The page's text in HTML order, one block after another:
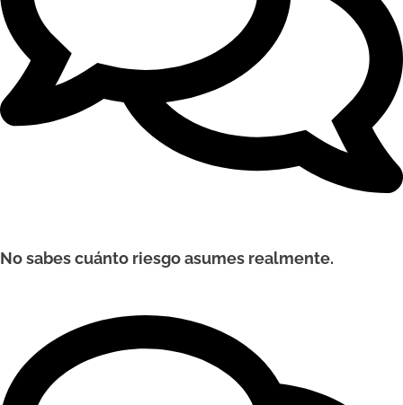
No sabes cuánto riesgo asumes realmente.